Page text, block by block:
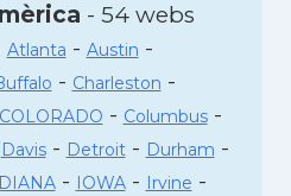
- 54 webs
Atlanta - Austin -
- Charleston -
COLORADO - Columbus-
Davis- Detroit- Durham -
- IOWA- Irvine -